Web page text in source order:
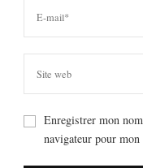
Enregistrer mon
navigateur pour